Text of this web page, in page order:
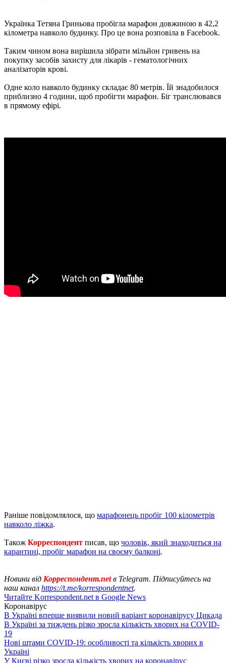
Українка Тетяна Гриньова пробігла марафон довжиною в 42,2
кілометра навколо будинку. Про це вона розповіла в Facebook.
Таким чином вона вирішила зібрати мільйон гривень на
покупку засобів захисту для лікарів - гематологічних
аналізаторів крові.
Одне коло навколо будинку складає 80 метрів. Їй знадобилося
приблизно 4 години, щоб пробігти марафон. Біг транслювався
в прямому ефірі.
Раніше повідомлялося, що марафонець пробіг 100 кілометрів
навколо ліжка.
Також Корреспондент писав, що чоловік, який знаходиться на
карантині, пробіг марафон на своєму балконі.
Новини від Корреспондент.netв Telegram. Підписуйтесь на
наш канал https://t.me/korrespondentnet.
Читайте Korrespondent.net в Google News
Коронавірус
В Україні вперше виявили новий варіант коронавірусу Цикада
В Україні за тиждень різко зросла кількість хворих на COVID-
19
Нові штами COVID-19: особливості та кількість хворих в
Україні
У Києві різко зросла кількість хворих на коронавірус